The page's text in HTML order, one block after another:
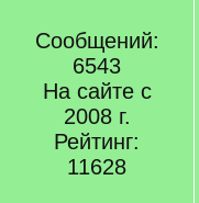
Сообщений:
6543
На сайте с
2008 г.
Рейтинг:
11628